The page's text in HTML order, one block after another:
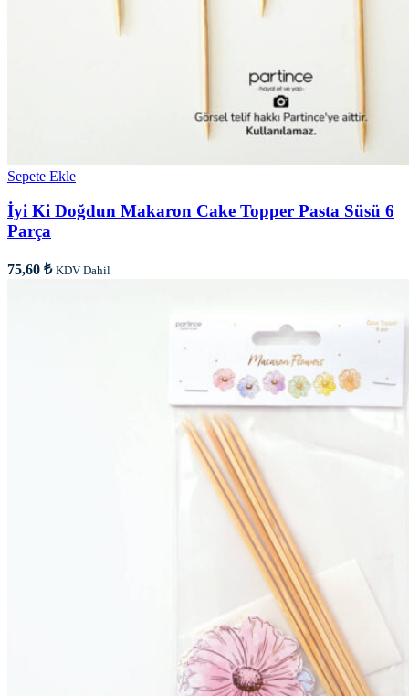
Sepete Ekle
İyi Ki Doğdun Makaron Cake Topper Pasta Süsü 6
Parça
75,60 ₺ KDV Dahil